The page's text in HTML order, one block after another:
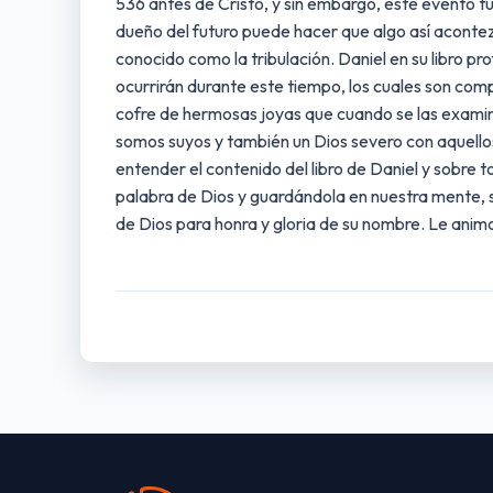
dueño del futuro puede hacer que algo así
conocido como la tribulación. Daniel en su libro
ocurrirán durante este tiempo, los cuales son
cofre de hermosas joyas que cuando se las
somos suyos y también un Dios severo con
entender el contenido del libro de Daniel y sobre
palabra de Dios y guardándola en nuestra
de Dios para honra y gloria de su nombre. Le